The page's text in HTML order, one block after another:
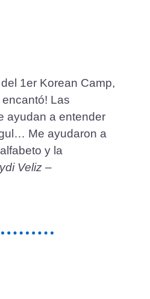
1er Korean Camp,
encantó! Las
ayudan a entender
Me ayudaron a
y la
Veliz –